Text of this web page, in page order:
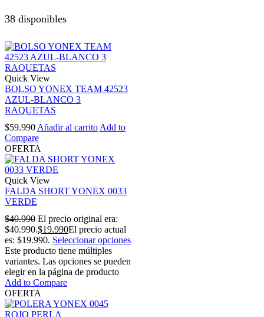
38 disponibles
Quick View
BOLSO YONEX TEAM 42523
AZUL-BLANCO 3
RAQUETAS
$59.990 Añadir al carrito Add to
Compare
OFERTA
Quick View
FALDA SHORT YONEX 0033
VERDE
$40.990 El precio original era:
$40.990.$19.990El precio actual
es: $19.990. Seleccionar opciones
Este producto tiene múltiples
variantes. Las opciones se pueden
elegir en la página de producto
Add to Compare
OFERTA